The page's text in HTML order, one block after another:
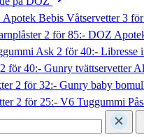
Bebis Våtservetter3
2 för 85:- DOZ
Ask 2 för 40:- Libresse
2 för 40:- Gunry tvättservetter
2 för 32:- Gunry baby
2 för 25:- V6 Tuggummi